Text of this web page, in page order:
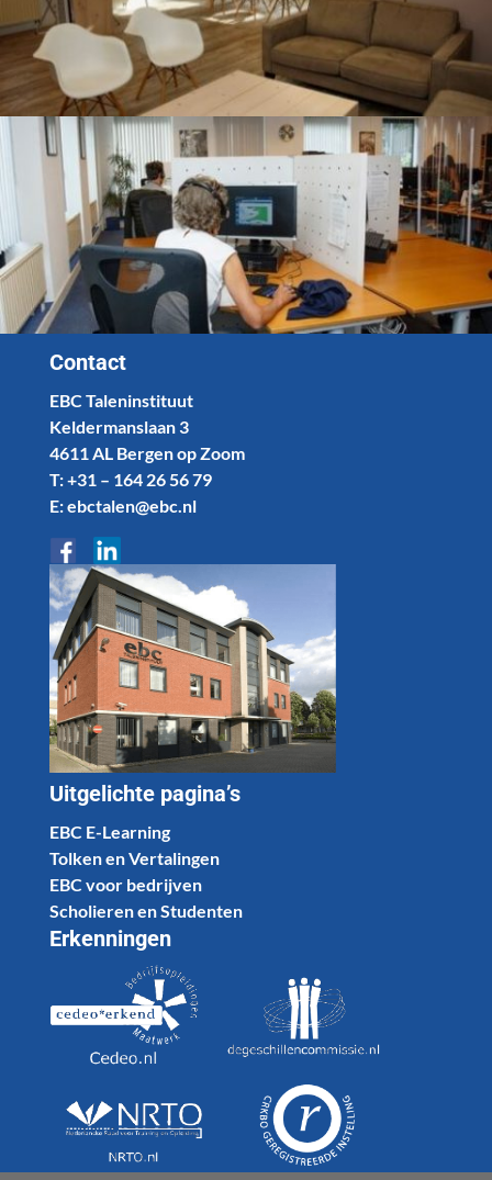
Contact
EBC Taleninstituut
Keldermanslaan 3
4611 AL Bergen op Zoom
T: +31 – 164 26 56 79
E: ebctalen@ebc.nl
Uitgelichte pagina’s
EBC E-Learning
Tolken en Vertalingen
EBC voor bedrijven
Scholieren en Studenten
Erkenningen